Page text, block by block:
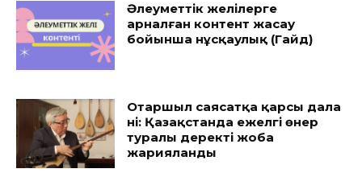
Әлеуметтік желілерге
арналған контент жасау
бойынша нұсқаулық (Гайд)
Отаршыл саясатқа қарсы дала
үні: Қазақстанда ежелгі өнер
туралы деректі жоба
жарияланды